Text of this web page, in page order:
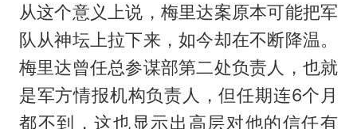
从这个意义上说，梅里达案原本可能把军
队从神坛上拉下来，如今却在不断降温。
梅里达曾任总参谋部第二处负责人，也就
是军方情报机构负责人，但任期连6个月
都不到，这也显示出高层对他的信任有